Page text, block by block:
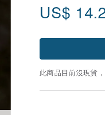
US$
此商品目前沒現貨